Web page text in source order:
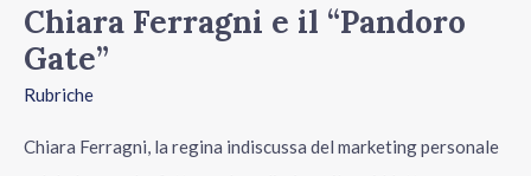
Chiara Ferragni e il “Pandoro
Gate”
Rubriche
Chiara Ferragni, la regina indiscussa del marketing personale